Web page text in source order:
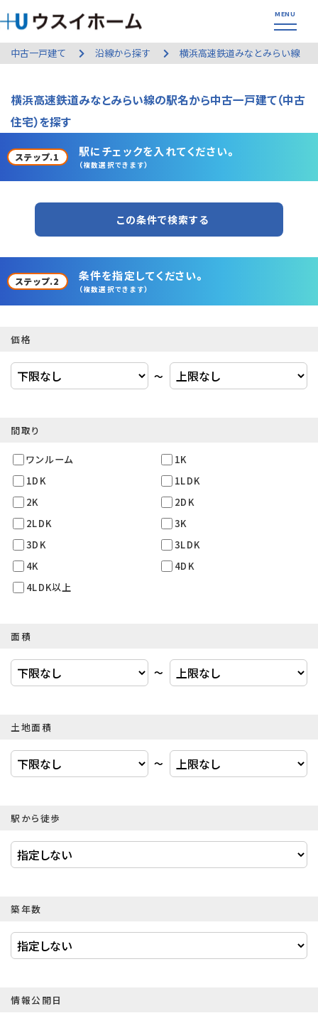
中古一戸建て 沿線から探す 横浜高速鉄道みなとみらい線
横浜高速鉄道みなとみらい線の駅名から中古一戸建て（中古
住宅）を探す
ステップ.1 駅にチェックを入れてください。
（複数選択できます）
この条件で検索する
ステップ.2 条件を指定してください。
（複数選択できます）
価格
〜
間取り
ワンルーム
1K
1DK
1LDK
2K
2DK
2LDK
3K
3DK
3LDK
4K
4DK
4LDK以上
面積
〜
土地面積
〜
駅から徒歩
築年数
情報公開日